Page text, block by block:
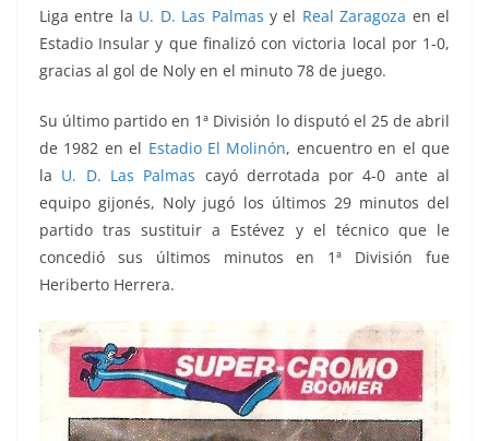
Liga entre la U. D. Las Palmas y el Real Zaragoza en el
Estadio Insular y que finalizó con victoria local por 1-0,
gracias al gol de Noly en el minuto 78 de juego.
Su último partido en 1ª División lo disputó el 25 de abril
de 1982 en el Estadio El Molinón, encuentro en el que
la U. D. Las Palmas cayó derrotada por 4-0 ante al
equipo gijonés, Noly jugó los últimos 29 minutos del
partido tras sustituir a Estévez y el técnico que le
concedió sus últimos minutos en 1ª División fue
Heriberto Herrera.